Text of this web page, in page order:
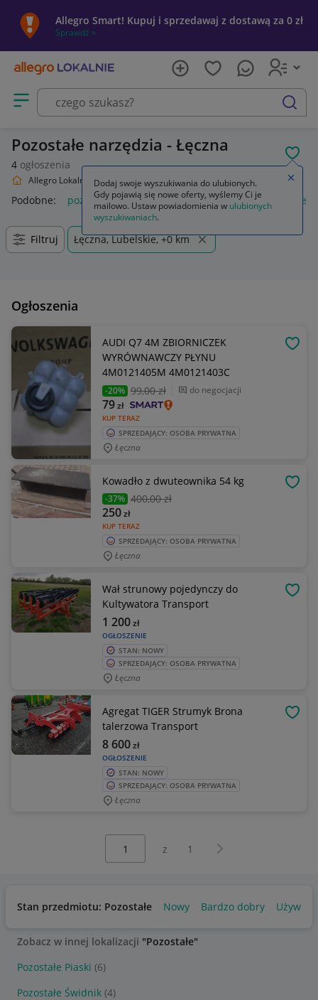
Allegro Smart! Kupuj i sprzedawaj z dostawą za 0 zł
Sprawdź »
Otwórz menu z kategoriami
szukaj
Pozostałe narzędzia - Łęczna
4 ogłoszenia
Allegro Lokalnie Dom i Ogród Narzędzia Pozostałe
Podobne: pozostałe łóżka pozostałe pozostałe miasta i
Filtruj Łęczna, Lubelskie, +0 km
Ogłoszenia
AUDI Q7 4M ZBIORNICZEK
WYRÓWNAWCZY PŁYNU
4M0121405M 4M0121403C
-20% 99,00 zł do negocjacji
KUP TERAZ
79zł
SPRZEDAJĄCY: OSOBA PRYWATNA
Łęczna
Kowadło z dwuteownika 54 kg
-37% 400,00 zł
KUP TERAZ
250zł
SPRZEDAJĄCY: OSOBA PRYWATNA
Łęczna
Wał strunowy pojedynczy do
Kultywatora Transport
OGŁOSZENIE
1 200zł
STAN: NOWY
SPRZEDAJĄCY: OSOBA PRYWATNA
Łęczna
Agregat TIGER Strumyk Brona
talerzowa Transport
OGŁOSZENIE
8 600zł
STAN: NOWY
SPRZEDAJĄCY: OSOBA PRYWATNA
Łęczna
z 1 Następna strona
Stan przedmiotu: Pozostałe Nowy Bardzo dobry Używany
Zobacz w innej lokalizacji "Pozostałe"
Pozostałe Piaski (6)
Pozostałe Świdnik (4)
Dodaj swoje wyszukiwania do ulubionych.
Gdy pojawią się nowe oferty, wyślemy Ci je
mailowo. Ustaw powiadomienia w ulubionych
wyszukiwaniach.